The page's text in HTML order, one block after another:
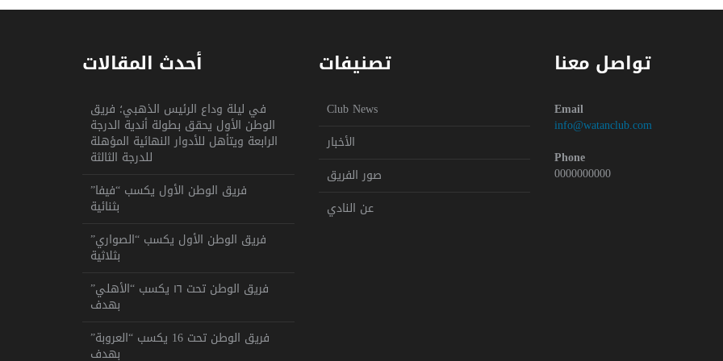
أحدث المقالات
في ليلة وداع الرئيس الذهبي؛ فريق
الوطن الأول يحقق بطولة أندية الدرجة
الرابعة ويتأهل للأدوار النهائية المؤهلة
للدرجة الثالثة
فريق الوطن الأول يكسب “فيفا”
بثنائية
فريق الوطن الأول يكسب “الصواري”
بثلاثية
فريق الوطن تحت ١٦ يكسب “الأهلي”
بهدف
فريق الوطن تحت 16 يكسب “العروبة”
بهدف
تصنيفات
Club News
الأخبار
صور الفريق
عن النادي
تواصل معنا
Email
info@watanclub.com
Phone
0000000000